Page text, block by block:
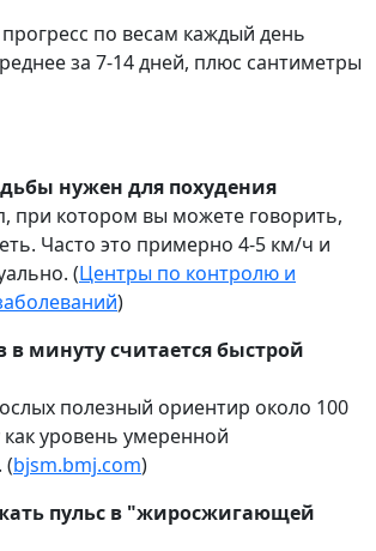
по весам каждый день
за 7-14 дней, плюс сантиметры
нужен для похудения
при котором вы можете говорить,
Часто это примерно 4-5 км/ч и
(Центры по контролю и
)
в минуту считается быстрой
полезный ориентир около 100
уровень умеренной
(bjsm.bmj.com)
пульс в "жиросжигающей